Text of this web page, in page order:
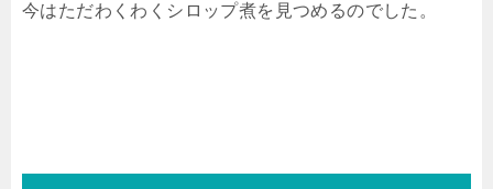
今はただわくわくシロップ煮を見つめるのでした。